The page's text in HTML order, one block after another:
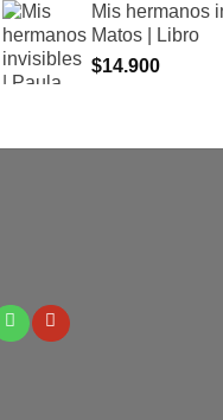
era:
Mis hermanos
Matos | Libro
$14.900